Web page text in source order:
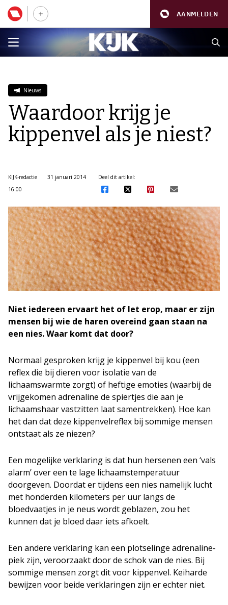
AANMELDEN
Nieuws
Waardoor krijg je
kippenvel als je niest?
KIJK-redactie
31 januari 2014
16:00
Deel dit artikel:
Niet iedereen ervaart het of let erop, maar er zijn
mensen bij wie de haren overeind gaan staan na
een nies. Waar komt dat door?
Normaal gesproken krijg je kippenvel bij kou (een
reflex die bij dieren voor isolatie van de
lichaamswarmte zorgt) of heftige emoties (waarbij de
vrijgekomen adrenaline de spiertjes die aan je
lichaamshaar vastzitten laat samentrekken). Hoe kan
het dan dat deze kippenvelreflex bij sommige mensen
ontstaat als ze niezen?
Een mogelijke verklaring is dat hun hersenen een ‘vals
alarm’ over een te lage lichaamstemperatuur
doorgeven. Doordat er tijdens een nies namelijk lucht
met honderden kilometers per uur langs de
bloedvaatjes in je neus wordt geblazen, zou het
kunnen dat je bloed daar iets afkoelt.
Een andere verklaring kan een plotselinge adrenaline-
piek zijn, veroorzaakt door de schok van de nies. Bij
sommige mensen zorgt dit voor kippenvel. Keiharde
bewijzen voor beide verklaringen zijn er echter niet.